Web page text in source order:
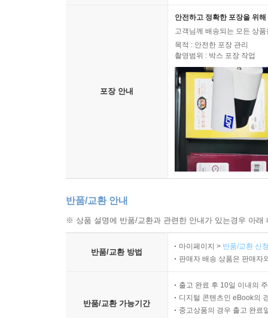
포장 안내
안전하고 정확한 포장을 위
고객님께 배송되는 모든 상
목적 : 안전한 포장 관리
촬영범위 : 박스 포장 작업
반품/교환 안내
※ 상품 설명에 반품/교환과 관련한 안내가 있는경우 아
반품/교환 방법
마이페이지 > 반품/교환 신
판매자 배송 상품은 판매자
반품/교환 가능기간
출고 완료 후 10일 이내의
디지털 콘텐츠인 eBook의
중고상품의 경우 출고 완료